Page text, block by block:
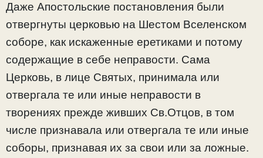
Даже Апостольские постановления были
отвергнуты церковью на Шестом Вселенском
соборе, как искаженные еретиками и потому
содержащие в себе неправости. Сама
Церковь, в лице Святых, принимала или
отвергала те или иные неправости в
творениях прежде живших Св.Отцов, в том
числе признавала или отвергала те или иные
соборы, признавая их за свои или за ложные.